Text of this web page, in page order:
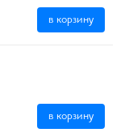
в корзину
в корзину